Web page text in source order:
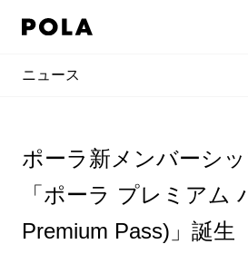
ニュース
ポーラ新メンバーシ
「ポーラ プレミアム
Premium Pass)」誕生